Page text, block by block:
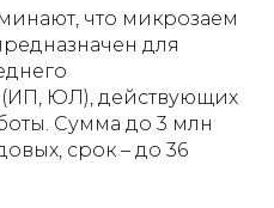
что микрозаем
для
(ИП, ЮЛ), действующих
Сумма до 3 млн
срок – до 36